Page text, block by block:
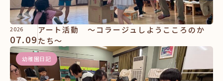
2026
07.09
アート活動 ～コラージュしようこころのか
たち～
幼稚園日記